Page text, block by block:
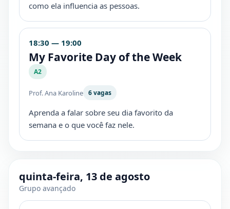
como ela influencia as pessoas.
18:30 — 19:00
My Favorite Day of the Week
A2
Prof. Ana Karoline 6 vagas
Aprenda a falar sobre seu dia favorito da
semana e o que você faz nele.
quinta-feira, 13 de agosto
Grupo avançado